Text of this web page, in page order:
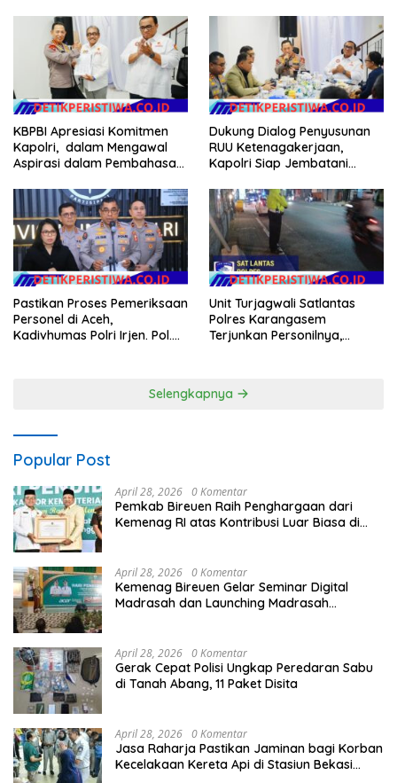
Agenda Kapolri
KBPBI Apresiasi Komitmen
Kapolri, dalam Mengawal
Aspirasi dalam Pembahasan
Dukung Dialog Penyusunan
RUU Ketenagakerjaan,
Kapolri Siap Jembatani
Pastikan Proses Pemeriksaan
Personel di Aceh,
Kadivhumas Polri Irjen. Pol.
Unit Turjagwali Satlantas
Polres Karangasem
Terjunkan Personilnya,
Selengkapnya
Popular Post
April 28, 2026 0 Komentar
Pemkab Bireuen Raih Penghargaan dari
Kemenag RI atas Kontribusi Luar Biasa di
April 28, 2026 0 Komentar
Kemenag Bireuen Gelar Seminar Digital
Madrasah dan Launching Madrasah
April 28, 2026 0 Komentar
Gerak Cepat Polisi Ungkap Peredaran Sabu
di Tanah Abang, 11 Paket Disita
April 28, 2026 0 Komentar
Jasa Raharja Pastikan Jaminan bagi Korban
Kecelakaan Kereta Api di Stasiun Bekasi